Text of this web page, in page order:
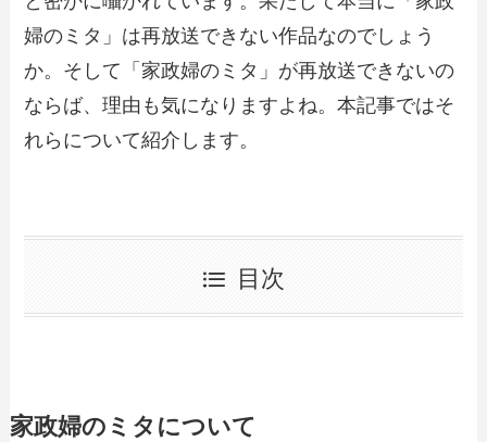
婦のミタ」は再放送できない作品なのでしょう
か。そして「家政婦のミタ」が再放送できないの
ならば、理由も気になりますよね。本記事ではそ
れらについて紹介します。
目次
家政婦のミタについて